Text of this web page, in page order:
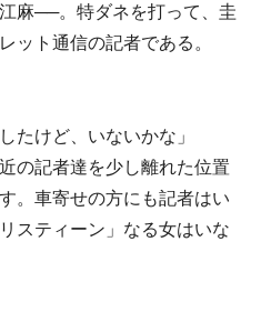
麻──。特ダネを打って、圭
ット通信の記者である。
たけど、いないかな」
の記者達を少し離れた位置
。車寄せの方にも記者はい
スティーン」なる女はいな